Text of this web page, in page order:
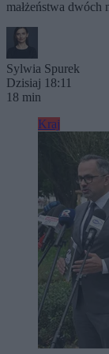
małżeństwa
Sylwia Spurek
Dzisiaj 18:11
18 min
Kraj